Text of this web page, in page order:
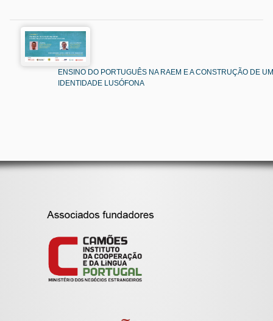
ENSINO DO PORTUGUÊS NA RAEM E A CONSTRUÇÃO DE
IDENTIDADE LUSÓFONA